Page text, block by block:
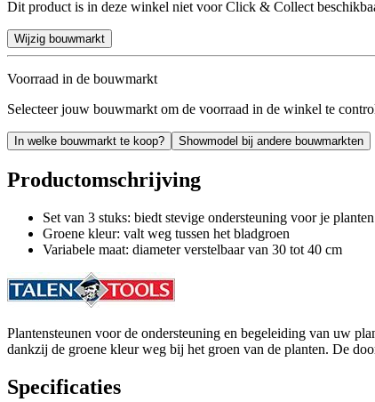
Dit product is in deze winkel niet voor Click & Collect
Wijzig bouwmarkt
Voorraad in de bouwmarkt
Selecteer jouw bouwmarkt om de voorraad in de winkel te
In welke bouwmarkt te koop? Showmodel bij andere bouwmarkten
Productomschrijving
Set van 3 stuks: biedt stevige ondersteuning voor je planten
Groene kleur: valt weg tussen het bladgroen
Variabele maat: diameter verstelbaar van 30 tot 40 cm
Plantensteunen voor de ondersteuning en begeleiding van uw
dankzij de groene kleur weg bij het groen van de planten. De
Specificaties